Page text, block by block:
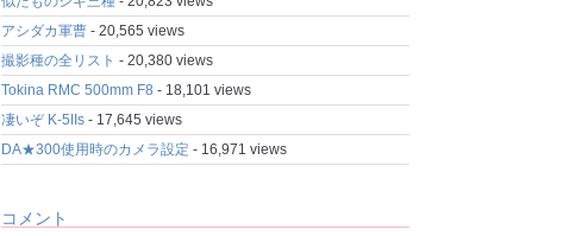
アシダカ軍曹- 20,565 views
撮影種の全リスト - 20,380 views
Tokina RMC 500mm F8 - 18,101 views
凄いぞ K-5IIs- 17,645 views
DA★300使用時のカメラ設定 - 16,971 views
コメント